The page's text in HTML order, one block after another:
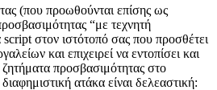
(που προωθούνται επίσης ως
“με τεχνητή
στον ιστότοπό σας που προσθέτει
και επιχειρεί να εντοπίσει και
προσβασιμότητας στο
ατάκα είναι δελεαστική: